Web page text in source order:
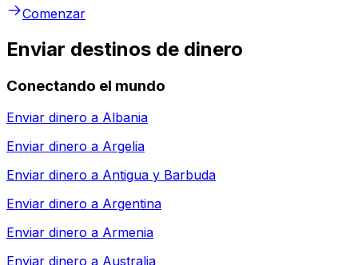
Comenzar
Enviar destinos de dinero
Conectando el mundo
Enviar dinero a Albania
Enviar dinero a Argelia
Enviar dinero a Antigua y Barbuda
Enviar dinero a Argentina
Enviar dinero a Armenia
Enviar dinero a Australia